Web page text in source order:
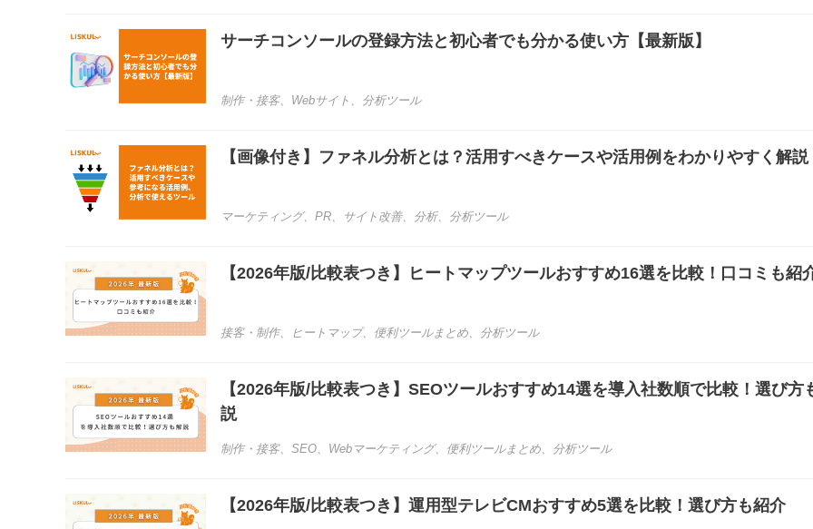
サーチコンソールの登録方法と初心者でも分かる使い方【最新版】
制作・接客、 Webサイト 、 分析ツール
【画像付き】ファネル分析とは？活用すべきケースや活用例をわかりやすく解説
マーケティング、 PR、 サイト改善、 分析、 分析ツール
【2026年版/比較表つき】ヒートマップツールおすすめ16選を比較！口コミも紹
接客・制作、 ヒートマップ、 便利ツールまとめ、 分析ツール
【2026年版/比較表つき】SEOツールおすすめ14選を導入社数順で比較！選び方
説
制作・接客、 SEO、 Webマーケティング、 便利ツールまとめ、 分析ツール
【2026年版/比較表つき】運用型テレビCMおすすめ5選を比較！選び方も紹介